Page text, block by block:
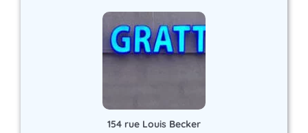
154 rue Louis Becker